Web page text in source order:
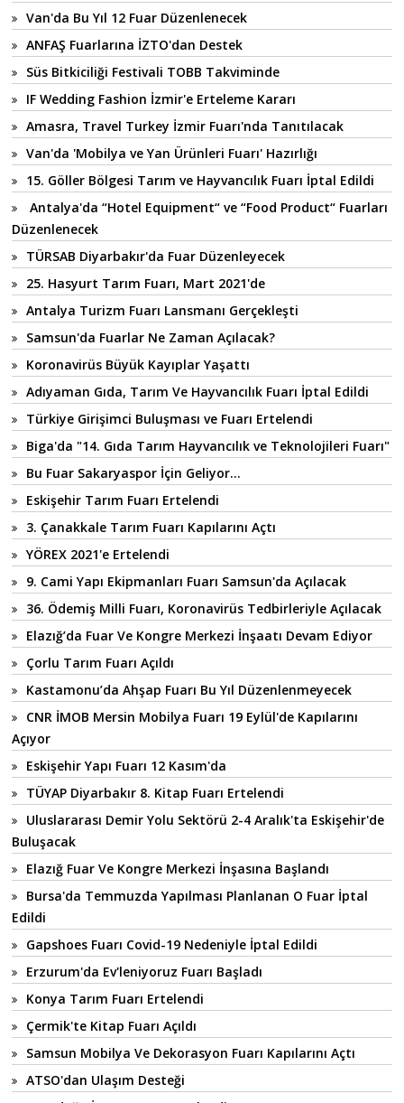
Van'da Bu Yıl 12 Fuar Düzenlenecek
ANFAŞ Fuarlarına İZTO'dan Destek
Süs Bitkiciliği Festivali TOBB Takviminde
IF Wedding Fashion İzmir'e Erteleme Kararı
Amasra, Travel Turkey İzmir Fuarı'nda Tanıtılacak
Van'da 'Mobilya ve Yan Ürünleri Fuarı' Hazırlığı
15. Göller Bölgesi Tarım ve Hayvancılık Fuarı İptal Edildi
Antalya'da “Hotel Equipment“ ve “Food Product“ Fuarları
Düzenlenecek
TÜRSAB Diyarbakır'da Fuar Düzenleyecek
25. Hasyurt Tarım Fuarı, Mart 2021'de
Antalya Turizm Fuarı Lansmanı Gerçekleşti
Samsun'da Fuarlar Ne Zaman Açılacak?
Koronavirüs Büyük Kayıplar Yaşattı
Adıyaman Gıda, Tarım Ve Hayvancılık Fuarı İptal Edildi
Türkiye Girişimci Buluşması ve Fuarı Ertelendi
Biga'da "14. Gıda Tarım Hayvancılık ve Teknolojileri Fuarı"
Bu Fuar Sakaryaspor İçin Geliyor...
Eskişehir Tarım Fuarı Ertelendi
3. Çanakkale Tarım Fuarı Kapılarını Açtı
YÖREX 2021'e Ertelendi
9. Cami Yapı Ekipmanları Fuarı Samsun'da Açılacak
36. Ödemiş Milli Fuarı, Koronavirüs Tedbirleriyle Açılacak
Elazığ’da Fuar Ve Kongre Merkezi İnşaatı Devam Ediyor
Çorlu Tarım Fuarı Açıldı
Kastamonu’da Ahşap Fuarı Bu Yıl Düzenlenmeyecek
CNR İMOB Mersin Mobilya Fuarı 19 Eylül'de Kapılarını
Açıyor
Eskişehir Yapı Fuarı 12 Kasım'da
TÜYAP Diyarbakır 8. Kitap Fuarı Ertelendi
Uluslararası Demir Yolu Sektörü 2-4 Aralık'ta Eskişehir'de
Buluşacak
Elazığ Fuar Ve Kongre Merkezi İnşasına Başlandı
Bursa'da Temmuzda Yapılması Planlanan O Fuar İptal
Edildi
Gapshoes Fuarı Covid-19 Nedeniyle İptal Edildi
Erzurum'da Ev'leniyoruz Fuarı Başladı
Konya Tarım Fuarı Ertelendi
Çermik'te Kitap Fuarı Açıldı
Samsun Mobilya Ve Dekorasyon Fuarı Kapılarını Açtı
ATSO'dan Ulaşım Desteği